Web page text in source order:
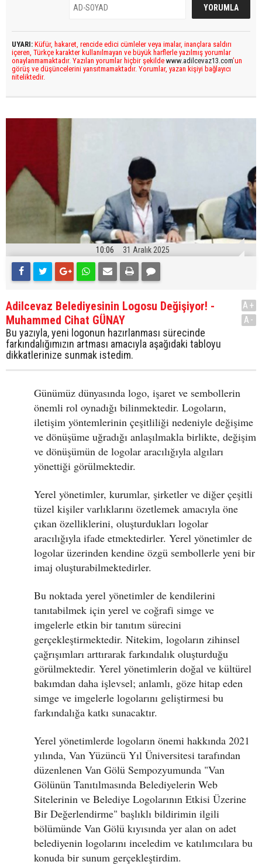
UYARI: Küfür, hakaret, rencide edici cümleler veya imalar, inançlara saldırı
içeren, Türkçe karakter kullanılmayan ve büyük harflerle yazılmış yorumlar
onaylanmamaktadır. Yazılan yorumlar hiçbir şekilde www.adilcevaz13.com’un
görüş ve düşüncelerini yansıtmamaktadır. Yorumlar, yazan kişiyi bağlayıcı
niteliktedir.
10:06 31 Aralık 2025
Adilcevaz Belediyesinin Logosu Değişiyor! -
Muhammed Cihat GÜNAY
Bu yazıyla, yeni logonun hazırlanması sürecinde
farkındalığımızın artması amacıyla aşağıdaki tabloyu
dikkatlerinize sunmak istedim.
A+
A-
Günümüz dünyasında logo, işaret ve sembollerin
önemli rol oynadığı bilinmektedir. Logoların,
iletişim yöntemlerinin çeşitliliği nedeniyle değişime
ve dönüşüme uğradığı anlaşılmakla birlikte, değişim
ve dönüşümün de logolar aracılığıyla algıları
yönettiği görülmektedir.
Yerel yönetimler, kurumlar, şirketler ve diğer çeşitli
tüzel kişiler varlıklarını özetlemek amacıyla öne
çıkan özelliklerini, oluşturdukları logolar
aracılığıyla ifade etmektedirler. Yerel yönetimler de
logolar üzerinden kendine özgü sembollerle yeni bir
imaj oluşturabilmektedirler.
Bu noktada yerel yönetimler de kendilerini
tanıtabilmek için yerel ve coğrafi simge ve
imgelerle etkin bir tanıtım sürecini
gerçekleştirmektedir. Nitekim, logoların zihinsel
çağrışımları arttırarak farkındalık oluşturduğu
görülmektedir. Yerel yönetimlerin doğal ve kültürel
bakımdan daha işlevsel; anlamlı, göze hitap eden
simge ve imgelerle logolarını geliştirmesi bu
farkındalığa katkı sunacaktır.
Yerel yönetimlerde logoların önemi hakkında 2021
yılında, Van Yüzüncü Yıl Üniversitesi tarafından
düzenlenen Van Gölü Sempozyumunda "Van
Gölünün Tanıtılmasında Belediyelerin Web
Sitelerinin ve Belediye Logolarının Etkisi Üzerine
Bir Değerlendirme" başlıklı bildirimin ilgili
bölümünde Van Gölü kıyısında yer alan on adet
belediyenin logolarını inceledim ve katılımcılara bu
konuda bir sunum gerçekleştirdim.